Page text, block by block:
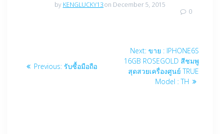
by KENGLUCKY13on December 5, 2015
0
navigation
Previous: Previous
รับซื้อมือถือ
Next: Next
post:
ขาย : IPHONE6S
16GB ROSEGOLD สีชมพู
สุดสวยเครื่องศูนย์ TRUE
Model : TH